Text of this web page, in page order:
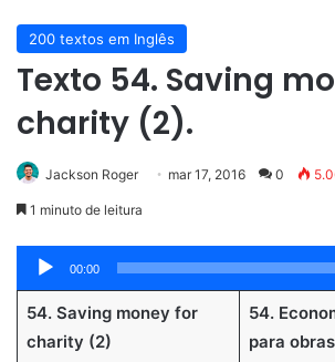
200 textos em Inglês
Texto 54. Saving
charity (2).
Jackson Roger mar 17, 2016 0
1 minuto de leitura
Tocador
de
áudio
00:00
54. Saving money for
charity (2)
54.
para